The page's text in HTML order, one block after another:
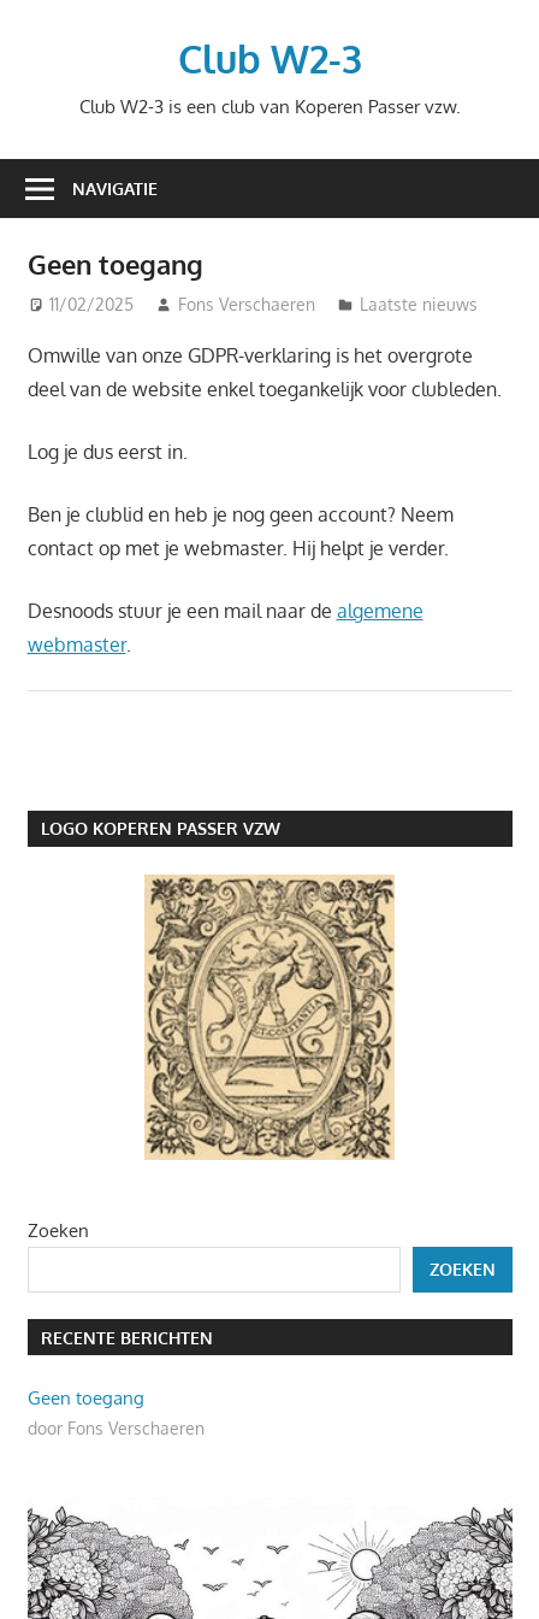
Club W2-3
Club W2-3 is een club van Koperen Passer vzw.
NAVIGATIE
Geen toegang
11/02/2025 Fons Verschaeren Laatste nieuws
Omwille van onze GDPR-verklaring is het overgrote
deel van de website enkel toegankelijk voor clubleden.
Log je dus eerst in.
Ben je clublid en heb je nog geen account? Neem
contact op met je webmaster. Hij helpt je verder.
Desnoods stuur je een mail naar de algemene
webmaster.
LOGO KOPEREN PASSER VZW
Zoeken
ZOEKEN
RECENTE BERICHTEN
Geen toegang
door Fons Verschaeren